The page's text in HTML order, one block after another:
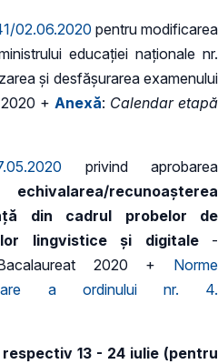
02.06.2020 pentru modificarea
educației naționale nr.
și desfășurarea examenului
+ Anexă: Calendar etapă
privind aprobarea
recunoaşterea
din cadrul probelor de
lingvistice şi digitale-
2020 +
Norme
a ordinului nr. 4.
13 - 24 iulie (pentru